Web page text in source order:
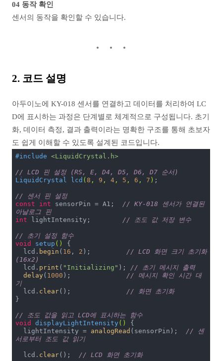
04 동작 확인
센서의 동작을 확인할 수 있습니다.
2. 코드 설명
아두이노에 KY-018 센서를 연결하고 데이터를 처리하여 LC
D에 표시하는 과정은 단계별로 체계적으로 구성됩니다. 초기
화, 데이터 측정, 결과 출력이라는 명확한 구조를 통해 초보자
도 쉽게 이해할 수 있도록 설계된 코드입니다.
#include <LiquidCrystal.h>
// LCD 핀 설정 (RS, E, D4, D5, D6, D7 순서)
LiquidCrystal lcd ( 8 , 9 , 4, 5 , 6 , 7 ) ;
// 센서 핀 설정
const
int sensorPin = A1;
// KY-018 센서가 연결된
아날로그 핀
int lightIntensity; // 조도 값 저장 변수
// 초기 설정 함수
void
setup ()
{
  lcd.
begin ( 16 , 2 );
// LCD 화면 크기 초기화
(16x2)
  lcd.
print ( "Initializing" );
// 초기 메시지 출력
delay( 1000 );
// 메시지 확인 시간 대
기
  lcd.
clear();
// 화면 초기화
}
// 조도 값을 읽고 LCD에 표시하는 함수
void
displayLightIntensity ()
{
  lightIntensity =
analogRead (sensorPin);
// 센
서로부터 조도 값 읽기
  lcd.
clear(); // LCD 화면 초기화